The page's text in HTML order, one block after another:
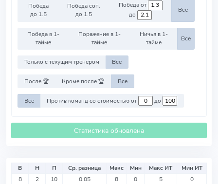
Победа
до 1.5
Победа соп.
до 1.5
Победа от
до
Все
Победа в 1-
тайме
Поражение в 1-
тайме
Ничья в 1-
тайме
Все
Только с текущим тренером Все
После 🏆 Кроме после 🏆 Все
Все Против команд со стоимостью от до
Статистика обновлена
В Н П Ср. разница Макс Мин Макс ИТ
Мин ИТ
8
2 10 0.05 8 0 5 0